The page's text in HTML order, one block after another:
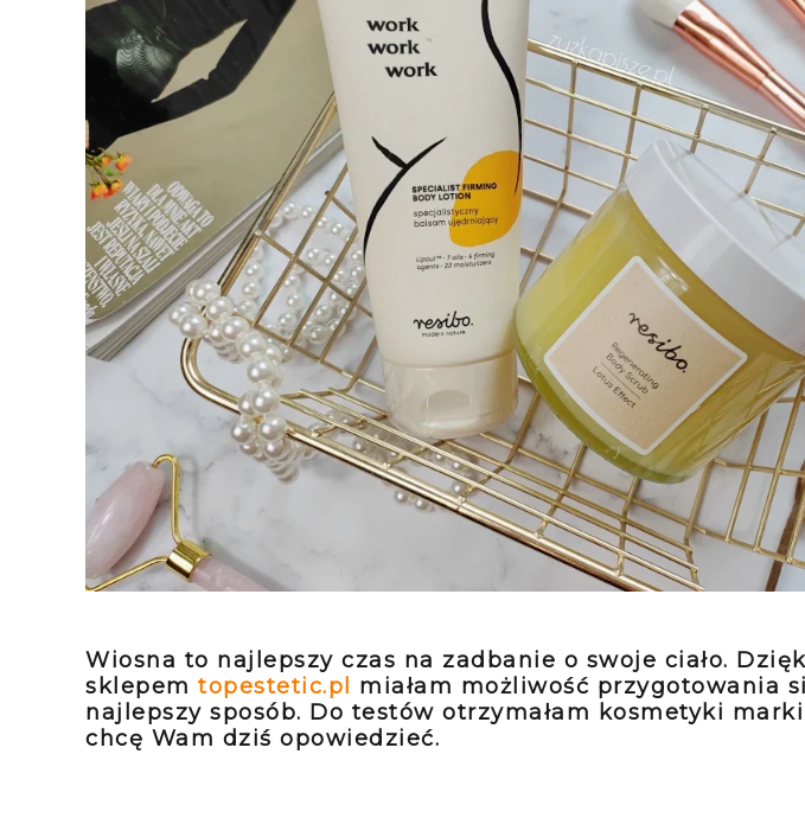
Wiosna to najlepszy czas na zadbanie o swoje ciało.
sklepem topestetic.pl
miałam możliwość przygotowania
najlepszy sposób. Do testów otrzymałam kosmetyki
chcę Wam dziś opowiedzieć.